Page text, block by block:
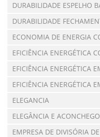
DURABILIDADE ESPELHO
DURABILIDADE
ECONOMIA DE ENERGIA
EFICIÊNCIA ENERGÉTICA
EFICIÊNCIA ENERGÉTICA
EFICIÊNCIA ENERGÉTICA
ELEGANCIA
ELEGÂNCIA E
EMPRESA DE DIVISÓRIA